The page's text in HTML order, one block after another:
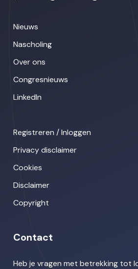
Nieuws
Nascholing
Over ons
Congresnieuws
LinkedIn
Registreren / Inloggen
Privacy disclaimer
Cookies
Disclaimer
Copyright
Contact
Heb je vragen met betrekking tot